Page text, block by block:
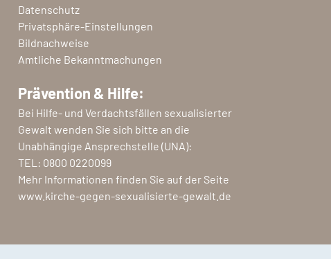
Datenschutz
Privatsphäre-Einstellungen
Bildnachweise
Amtliche Bekanntmachungen
Prävention & Hilfe:
Bei Hilfe- und Verdachtsfällen sexualisierter
Gewalt wenden Sie sich bitte an die
Unabhängige Ansprechstelle (UNA):
TEL: 0800 0220099
Mehr Informationen finden Sie auf der Seite
www.kirche-gegen-sexualisierte-gewalt.de